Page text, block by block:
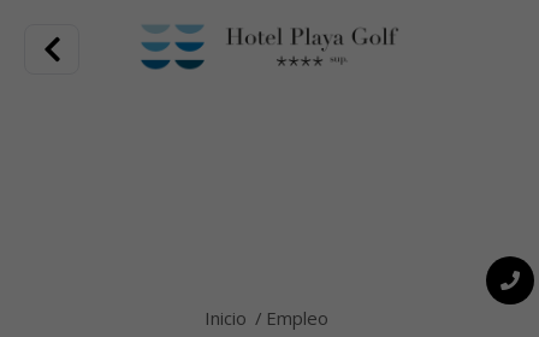
range of restaurants. All this in Hotel Playa Golf.
Inicio Empleo